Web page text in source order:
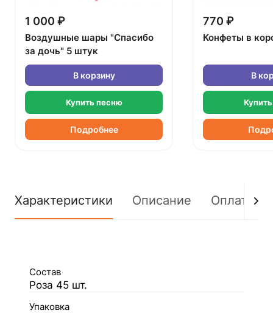
1 000 ₽
Воздушные шары "Спасибо
за дочь" 5 штук
В корзину
Купить песню
Подробнее
770 ₽
Конфеты в
В
Характеристики Описание Оплата
Состав
Роза 45 шт.
Упаковка